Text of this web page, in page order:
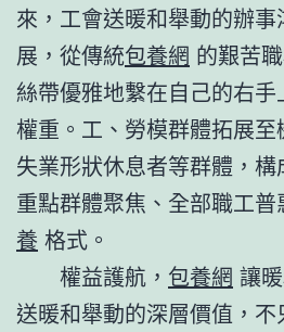
來，工會送暖和舉動的辦
展，從傳統包養網 的艱苦
絲帶優雅地繫在自己的右
權重。工、勞模群體拓展
失業形狀休息者等群體，構
重點群體聚焦、全部職工普
養 格式。
權益護航， 包養網 讓
送暖和舉動的深層價值，不